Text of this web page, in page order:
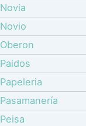
Novia
Novio
Oberon
Paidos
Papeleria
Pasamanería
Peisa